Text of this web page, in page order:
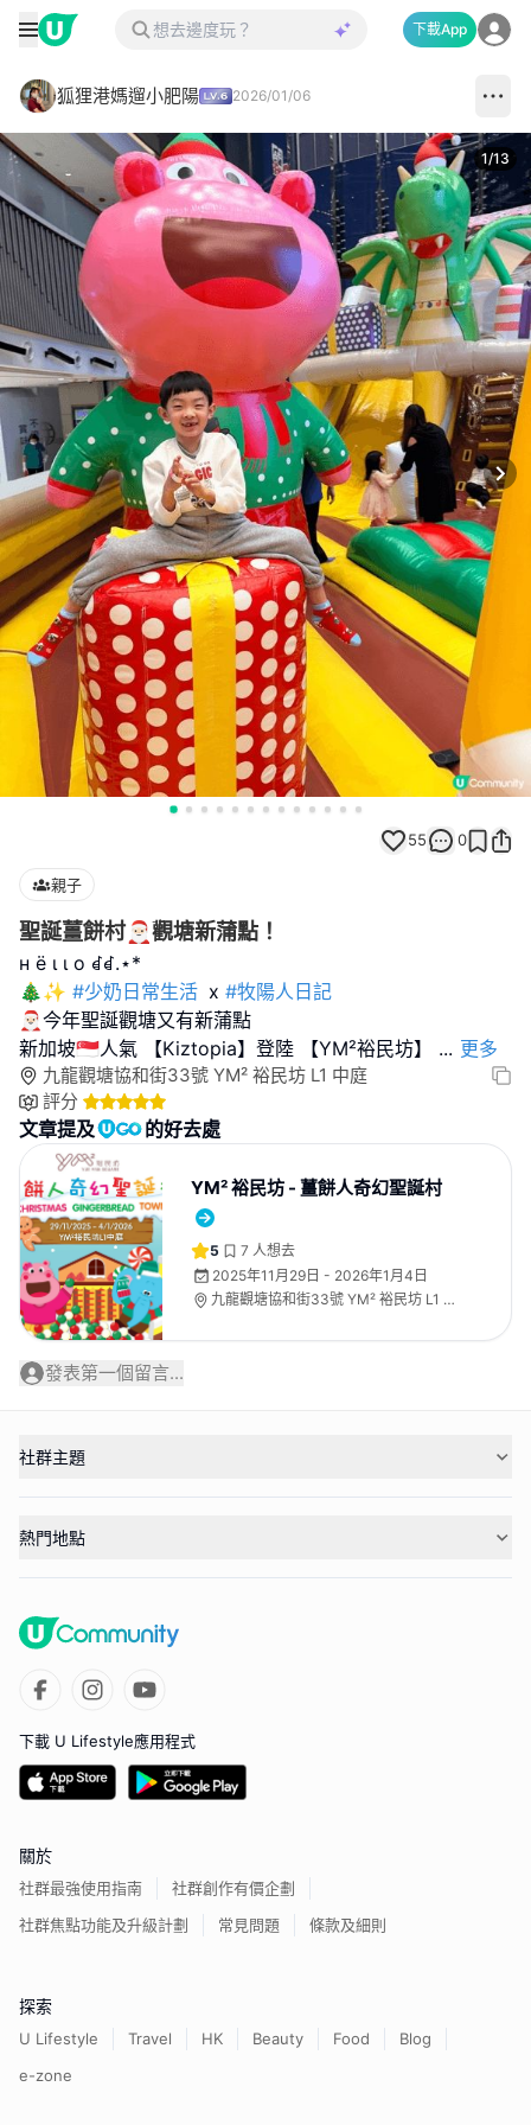
下載App
狐狸港媽遛小肥陽 2026/01/06
1/13
55 0
親子
聖誕薑餅村🎅🏻觀塘新蒲點！
н ё ι ι ο ꀸꀸ.⋆*
🎄✨ #少奶日常生活 x #牧陽人日記
🎅🏻今年聖誕觀塘又有新蒲點
新加坡🇸🇬人氣 【Kiztopia】登陸 【YM²裕民坊】 ... 更多
九龍觀塘協和街33號 YM² 裕民坊 L1 中庭
評分
文章提及 的好去處
YM² 裕民坊 - 薑餅人奇幻聖誕村
5 7 人想去
2025年11月29日 - 2026年1月4日
九龍觀塘協和街33號 YM² 裕民坊 L1 中
發表第一個留言...
社群主題
熱門地點
下載 U Lifestyle應用程式
關於
社群最強使用指南
社群創作有價企劃
社群焦點功能及升級計劃
常見問題 條款及細則
探索
U Lifestyle Travel HK Beauty Food
Blog
e-zone